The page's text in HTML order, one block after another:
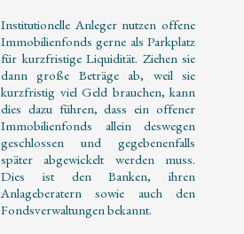
Institutionelle Anleger nutzen offene
Immobilienfonds gerne als Parkplatz
für kurzfristige Liquidität. Ziehen sie
dann große Beträge ab, weil sie
kurzfristig viel Geld brauchen, kann
dies dazu führen, dass ein offener
Immobilienfonds allein deswegen
geschlossen und gegebenenfalls
später abgewickelt werden muss.
Dies ist den Banken, ihren
Anlageberatern sowie auch den
Fondsverwaltungen bekannt.